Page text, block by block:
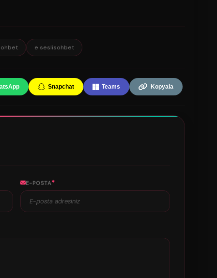
e seslisohbet
Snapchat Teams Kopyala
E-POSTA*